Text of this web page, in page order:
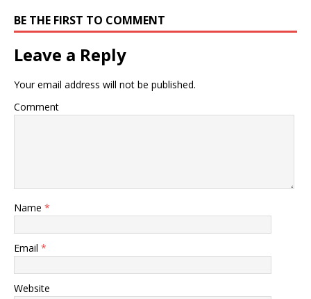
BE THE FIRST TO COMMENT
Leave a Reply
Your email address will not be published.
Comment
Name *
Email *
Website